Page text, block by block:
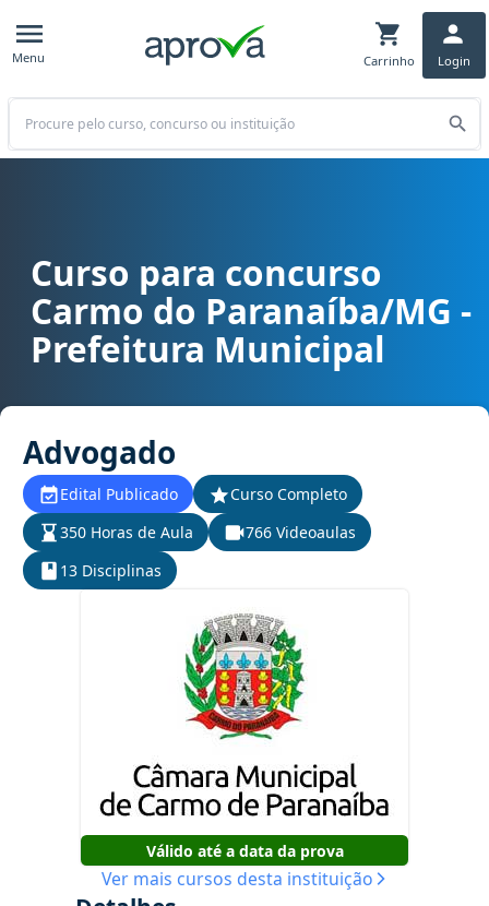
Menu Carrinho Login
Buscar
Curso para concurso Carmo do Paranaíba/MG - Prefeitura
Curso para concurso
Carmo do Paranaíba/MG -
Prefeitura Municipal
Advogado
Edital Publicado
Curso Completo
350 Horas de Aula
766 Videoaulas
13 Disciplinas
Válido até a data da prova
Ver mais cursos desta instituição